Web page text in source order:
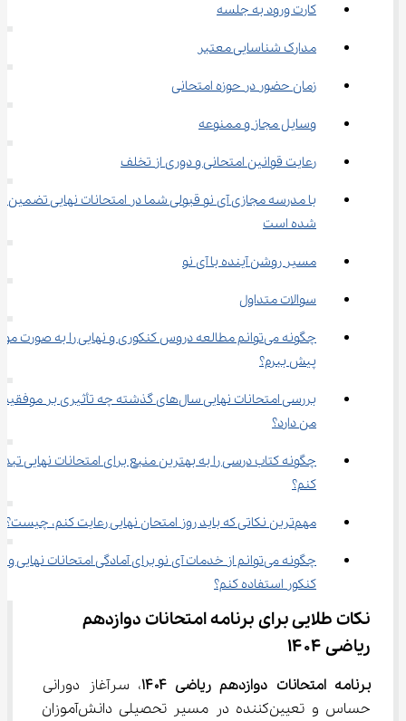
کارت ورود به جلسه
مدارک شناسایی معتبر
زمان حضور در حوزه امتحانی
وسایل مجاز و ممنوعه
رعایت قوانین امتحانی و دوری از تخلف
با مدرسه مجازی آی نو قبولی شما در امتحانات نهایی تضمین
شده است
مسیر روشن آینده با آی نو
سوالات متداول
چگونه می‌توانم مطالعه دروس کنکوری و نهایی را به صورت
پیش ببرم؟
بررسی امتحانات نهایی سال‌های گذشته چه تأثیری بر
من دارد؟
چگونه کتاب درسی را به بهترین منبع برای امتحانات نهایی
کنم؟
مهم‌ترین نکاتی که باید روز امتحان نهایی رعایت کنم، چیست؟
چگونه می‌توانم از خدمات آی نو برای آمادگی امتحانات نهایی و
کنکور استفاده کنم؟
نکات طلایی برای برنامه امتحانات دوازدهم
ریاضی ۱۴۰۴
برنامه امتحانات دوازدهم ریاضی ۱۴۰۴
، سرآغاز دورانی
حساس و تعیین‌کننده در مسیر تحصیلی دانش‌آموزان